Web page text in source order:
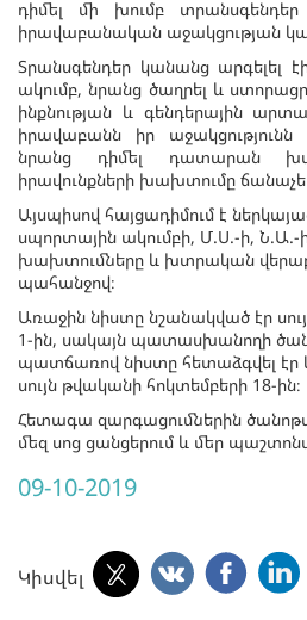
դիմել մի խումբ
իրավաբանական աջակցության
Տրանսգենդեր կանանց արգելել
ակումբ, նրանց ծաղրել և
ինքնության և գենդերային
իրավաբանն իր աջակցությունն
նրանց դիմել դատարան
իրավունքների խախտումը
Այսպիսով հայցադիմում է
սպորտային ակումբի, Մ.Ս.-ի, Ն.Ա.-
խախտումները և խտրական
պահանջով։
Առաջին նիստը նշանակված էր
1-ին, սակայն պատասխանողի
պատճառով նիստը հետաձգվել էր
սույն թվականի հոկտեմբերի 18-ին։
Հետագա զարգացումներին
մեզ սոց ցանցերում և մեր
09-10-2019
Կիսվել